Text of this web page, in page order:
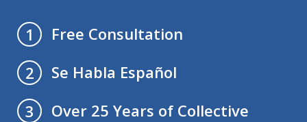
1
Free Consultation
2
Se Habla Español
3
Over 25 Years of Collective